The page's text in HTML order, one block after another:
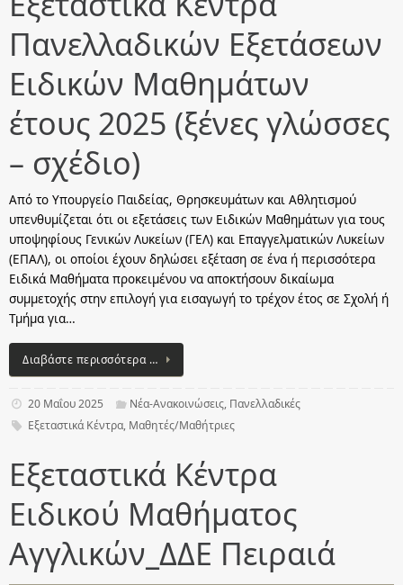
Πανελλαδικών Εξετάσεων
Ειδικών Μαθημάτων
έτους 2025 (ξένες γλώσσες
– σχέδιο)
Από το Υπουργείο Παιδείας, Θρησκευμάτων και Αθλητισμού
υπενθυμίζεται ότι οι εξετάσεις των Eιδικών Μαθημάτων για τους
υποψηφίους Γενικών Λυκείων (ΓΕΛ) και Επαγγελματικών Λυκείων
(ΕΠΑΛ), οι οποίοι έχουν δηλώσει εξέταση σε ένα ή περισσότερα
Ειδικά Μαθήματα προκειμένου να αποκτήσουν δικαίωμα
συμμετοχής στην επιλογή για εισαγωγή το τρέχον έτος σε Σχολή ή
Τμήμα για…
Διαβάστε περισσότερα …
20 Μαΐου 2025 Νέα-Ανακοινώσεις, Πανελλαδικές
Εξεταστικά Κέντρα, Μαθητές/Μαθήτριες
Εξεταστικά Κέντρα
Ειδικού Μαθήματος
Αγγλικών_ΔΔΕ Πειραιά